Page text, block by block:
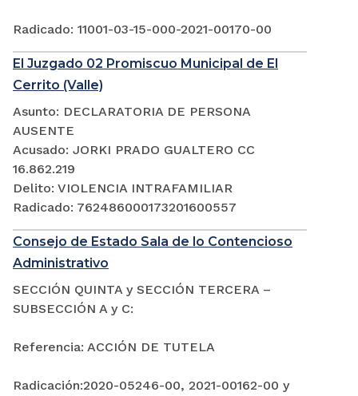
Radicado: 11001-03-15-000-2021-00170-00
El Juzgado 02 Promiscuo Municipal de El
Cerrito (Valle)
Asunto: DECLARATORIA DE PERSONA
AUSENTE
Acusado: JORKI PRADO GUALTERO CC
16.862.219
Delito: VIOLENCIA INTRAFAMILIAR
Radicado: 762486000173201600557
Consejo de Estado Sala de lo Contencioso
Administrativo
SECCIÓN QUINTA y SECCIÓN TERCERA –
SUBSECCIÓN A y C:
Referencia: ACCIÓN DE TUTELA
Radicación:2020-05246-00, 2021-00162-00 y